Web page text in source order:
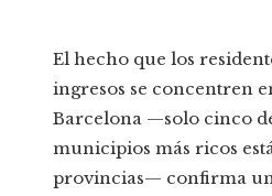
El hecho que los
ingresos se concentren
Barcelona —solo cinco
municipios más ricos
provincias— confirma